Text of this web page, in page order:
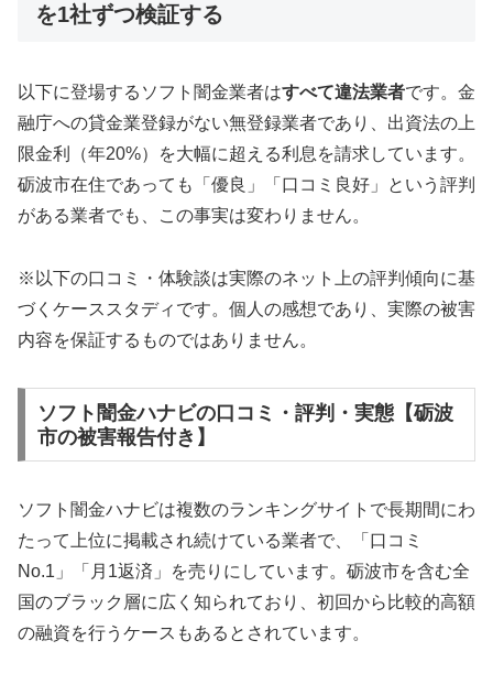
を1社ずつ検証する
以下に登場するソフト闇金業者はすべて違法業者です。金
融庁への貸金業登録がない無登録業者であり、出資法の上
限金利（年20%）を大幅に超える利息を請求しています。
砺波市在住であっても「優良」「口コミ良好」という評判
がある業者でも、この事実は変わりません。
※以下の口コミ・体験談は実際のネット上の評判傾向に基
づくケーススタディです。個人の感想であり、実際の被害
内容を保証するものではありません。
ソフト闇金ハナビの口コミ・評判・実態【砺波
市の被害報告付き】
ソフト闇金ハナビは複数のランキングサイトで長期間にわ
たって上位に掲載され続けている業者で、「口コミ
No.1」「月1返済」を売りにしています。砺波市を含む全
国のブラック層に広く知られており、初回から比較的高額
の融資を行うケースもあるとされています。